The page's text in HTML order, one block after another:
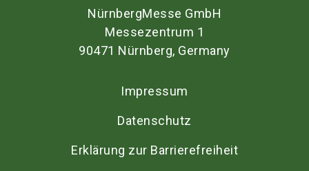
NürnbergMesse GmbH
Messezentrum 1
90471 Nürnberg, Germany
Impressum
Datenschutz
Erklärung zur Barrierefreiheit